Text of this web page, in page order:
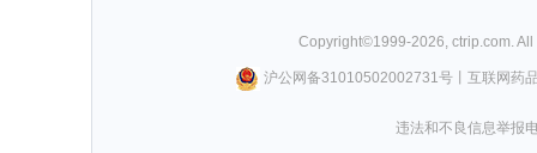
Copyright©1999-2026, ctrip.com.
沪公网备31010502002731号丨 互联网药
违法和不良信息举报